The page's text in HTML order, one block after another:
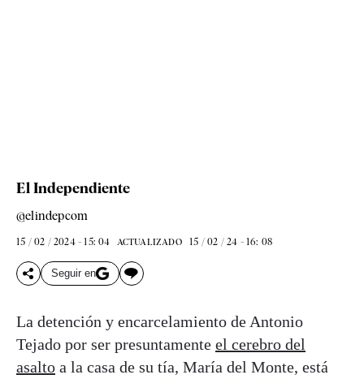
El Independiente
@elindepcom
15 / 02 / 2024 - 15: 04 ACTUALIZADO 15 / 02 / 24 - 16: 08
Seguir en
La detención y encarcelamiento de Antonio
Tejado por ser presuntamente el cerebro del
asalto a la casa de su tía, María del Monte, está